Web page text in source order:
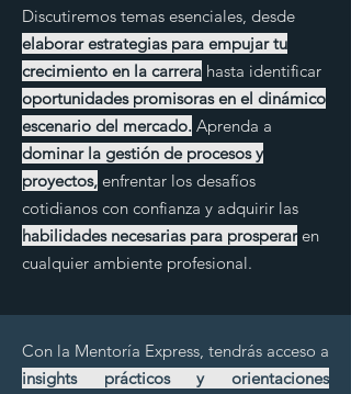
Discutiremos temas esenciales, desde
elaborar estrategias para empujar tu
crecimiento en la carrera hasta identificar
oportunidades promisoras en el dinámico
escenario del mercado. Aprenda a
dominar la gestión de procesos y
proyectos, enfrentar los desafíos
cotidianos con confianza y adquirir las
habilidades necesarias para prosperar en
cualquier ambiente profesional.
Con la Mentoría Express, tendrás acceso a
insights prácticos y orientaciones